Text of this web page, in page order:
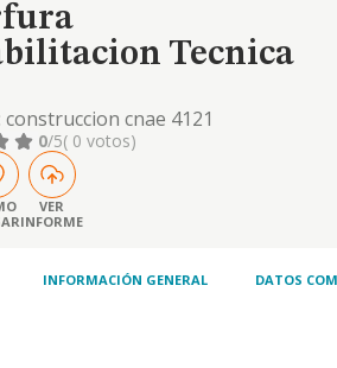
Tecnica
construccion cnae 4121
de edificios residenciales. otras
promocion inmobiliaria.
y mantenimiento. comercio al
y al por menor en general, etc
0/5( 0 votos)
VER
INFORME
INFORMACIÓN GENERAL DATOS